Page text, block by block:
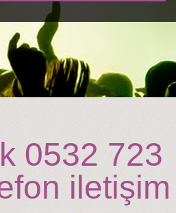
0532 723
iletişim